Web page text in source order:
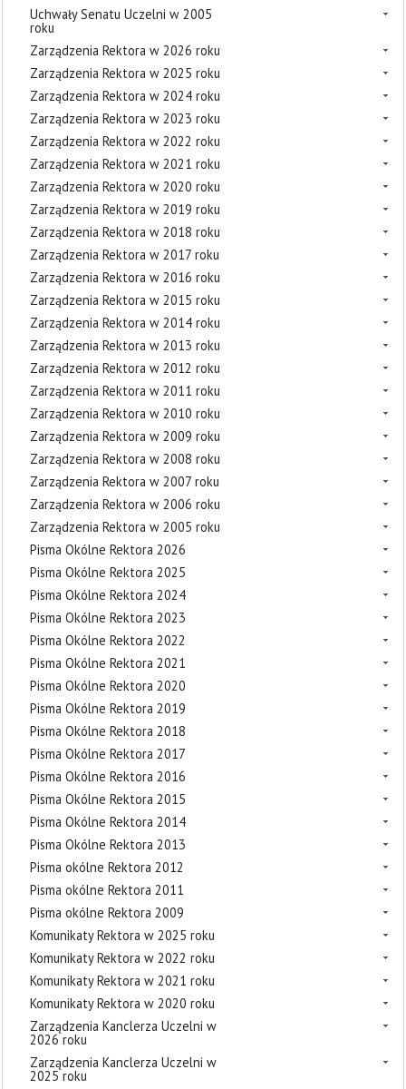
Uchwały Senatu Uczelni w 2005
roku
Zarządzenia Rektora w 2026 roku
Zarządzenia Rektora w 2025 roku
Zarządzenia Rektora w 2024 roku
Zarządzenia Rektora w 2023 roku
Zarządzenia Rektora w 2022 roku
Zarządzenia Rektora w 2021 roku
Zarządzenia Rektora w 2020 roku
Zarządzenia Rektora w 2019 roku
Zarządzenia Rektora w 2018 roku
Zarządzenia Rektora w 2017 roku
Zarządzenia Rektora w 2016 roku
Zarządzenia Rektora w 2015 roku
Zarządzenia Rektora w 2014 roku
Zarządzenia Rektora w 2013 roku
Zarządzenia Rektora w 2012 roku
Zarządzenia Rektora w 2011 roku
Zarządzenia Rektora w 2010 roku
Zarządzenia Rektora w 2009 roku
Zarządzenia Rektora w 2008 roku
Zarządzenia Rektora w 2007 roku
Zarządzenia Rektora w 2006 roku
Zarządzenia Rektora w 2005 roku
Pisma Okólne Rektora 2026
Pisma Okólne Rektora 2025
Pisma Okólne Rektora 2024
Pisma Okólne Rektora 2023
Pisma Okólne Rektora 2022
Pisma Okólne Rektora 2021
Pisma Okólne Rektora 2020
Pisma Okólne Rektora 2019
Pisma Okólne Rektora 2018
Pisma Okólne Rektora 2017
Pisma Okólne Rektora 2016
Pisma Okólne Rektora 2015
Pisma Okólne Rektora 2014
Pisma Okólne Rektora 2013
Pisma okólne Rektora 2012
Pisma okólne Rektora 2011
Pisma okólne Rektora 2009
Komunikaty Rektora w 2025 roku
Komunikaty Rektora w 2022 roku
Komunikaty Rektora w 2021 roku
Komunikaty Rektora w 2020 roku
Zarządzenia Kanclerza Uczelni w
2026 roku
Zarządzenia Kanclerza Uczelni w
2025 roku